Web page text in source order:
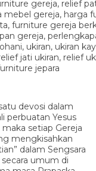
devosi dalam
perbuatan Yesus
setiap Gereja
mengkisahkan
dalam Sengsara
umum di